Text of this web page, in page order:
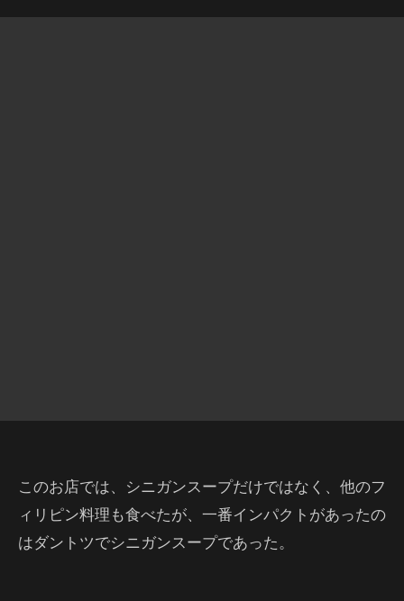
このお店では、シニガンスープだけではなく、他のフ
ィリピン料理も食べたが、一番インパクトがあったの
はダントツでシニガンスープであった。